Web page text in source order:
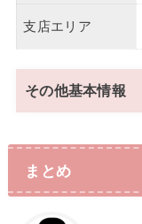
支店エリア
その他基本情報
まとめ